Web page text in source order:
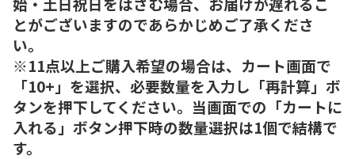
とがございますのであらかじめご了承くださ
い。
※11点以上ご購入希望の場合は、カート画面で
「10+」を選択、必要数量を入力し「再計算」ボ
タンを押下してください。当画面での「カートに
入れる」ボタン押下時の数量選択は1個で結構で
す。